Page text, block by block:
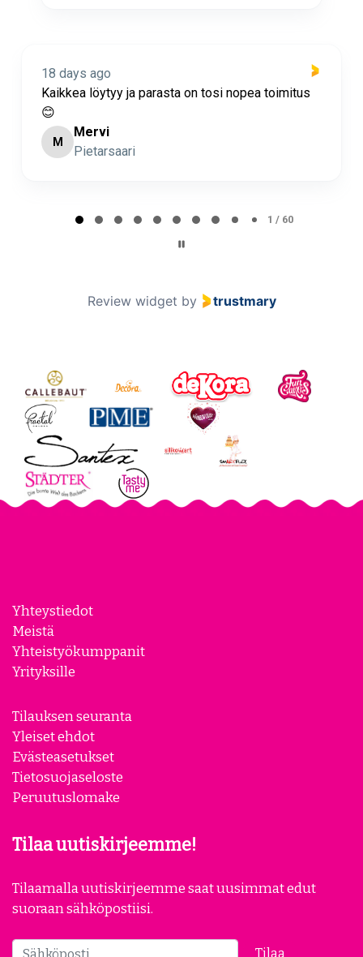
toimitus
Nopea toimitus ja super
ML Minna Lehto
by trustmary
Yhteystiedot
Yhteistyökumppanit
Yrityksille
Tilauksen seuranta
Yleiset ehdot
Tietosuojaseloste
Tilaa uutiskirjeemme!